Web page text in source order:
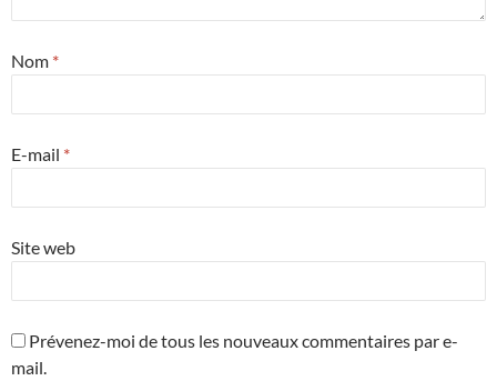
Nom *
E-mail *
Site web
Prévenez-moi de tous les nouveaux commentaires par e-
mail.